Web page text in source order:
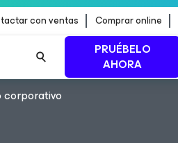
con ventas Comprar online
PRUÉBELO
AHORA
corporativo